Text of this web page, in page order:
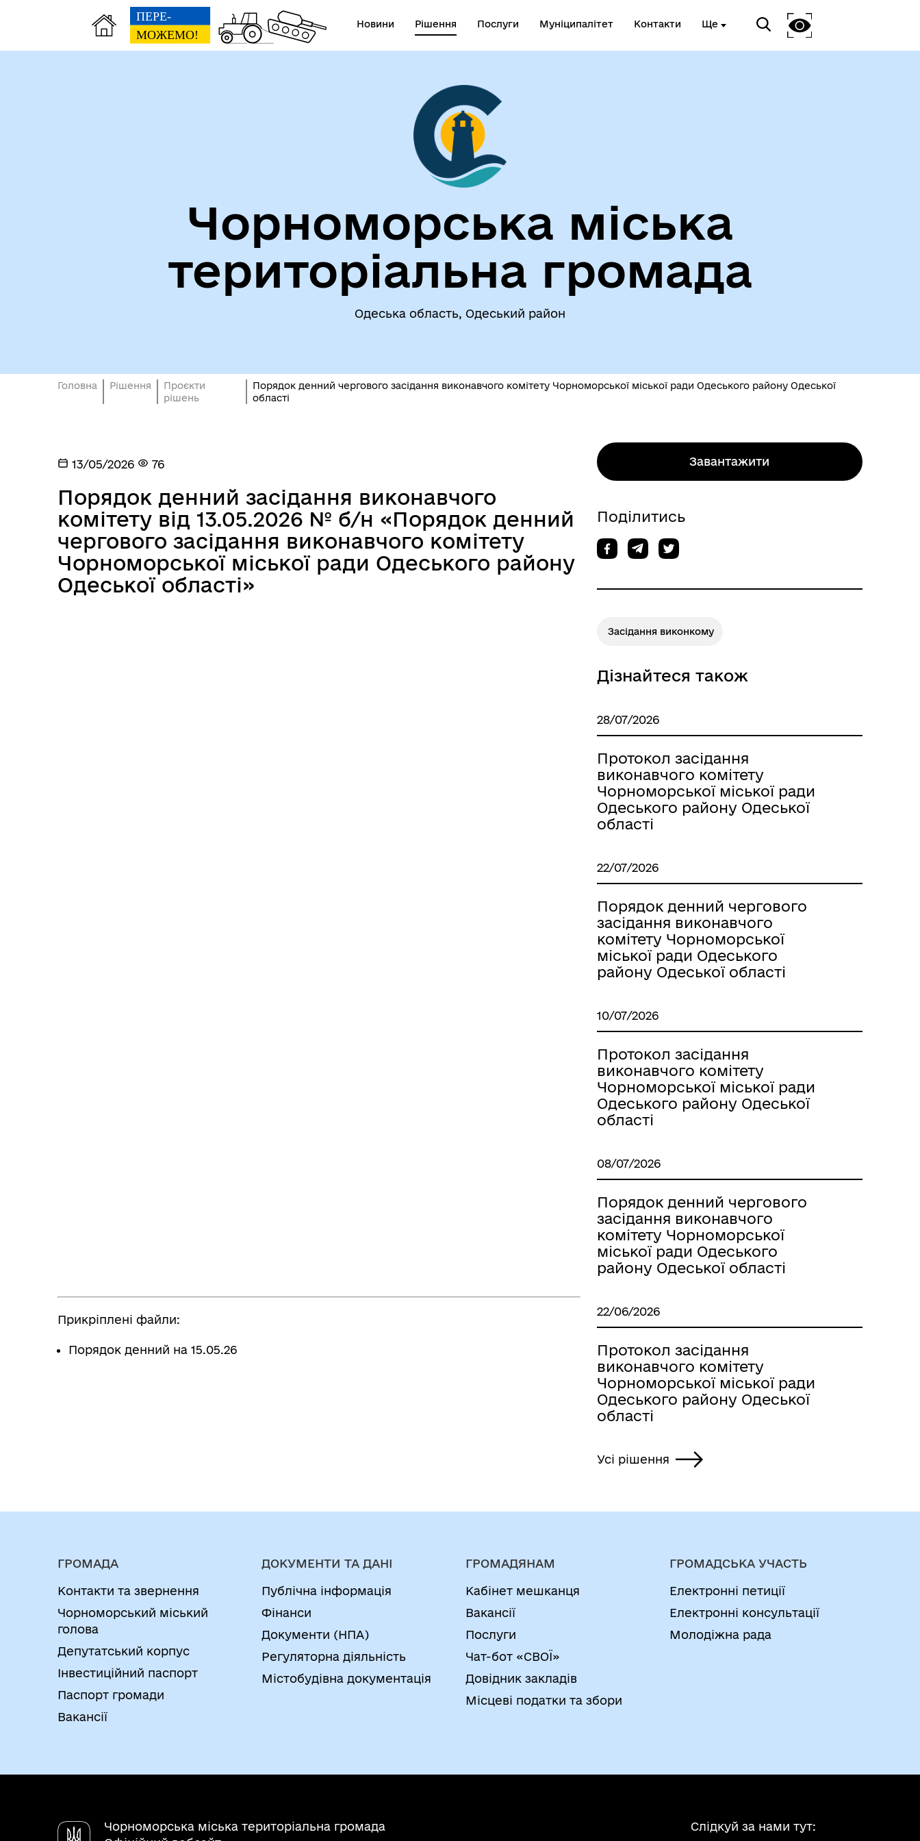
Новини Рішення Послуги Муніципалітет Контакти Ще
Колегіальні органи (ради,
Герої не вмирають!
ВЕТЕРАНАМ
переміщених осіб
Чорноморська міська
територіальна громада
Одеська область, Одеський район
Головна Рішення
Проєкти
рішень
Порядок денний чергового засідання виконавчого комітету Чорноморської міської ради Одеського району Одеської
області
13/05/2026 76
Порядок денний засідання виконавчого
комітету від 13.05.2026 № б/н «Порядок денний
чергового засідання виконавчого комітету
Чорноморської міської ради Одеського району
Одеської області»
Прикріплені файли:
Порядок денний на 15.05.26
Завантажити
Поділитись
Засідання виконкому
Дізнайтеся також
28/07/2026
Протокол засідання
виконавчого комітету
Чорноморської міської ради
Одеського району Одеської
області
22/07/2026
Порядок денний чергового
засідання виконавчого
комітету Чорноморської
міської ради Одеського
району Одеської області
10/07/2026
Протокол засідання
виконавчого комітету
Чорноморської міської ради
Одеського району Одеської
області
08/07/2026
Порядок денний чергового
засідання виконавчого
комітету Чорноморської
міської ради Одеського
району Одеської області
22/06/2026
Протокол засідання
виконавчого комітету
Чорноморської міської ради
Одеського району Одеської
області
Усі рішення
ГРОМАДА
Контакти та звернення
Чорноморський міський
голова
Депутатський корпус
Інвестиційний паспорт
Паспорт громади
Вакансії
ДОКУМЕНТИ ТА ДАНІ
Публічна інформація
Фінанси
Документи (НПА)
Регуляторна діяльність
Містобудівна документація
ГРОМАДЯНАМ
Кабінет мешканця
Вакансії
Послуги
Чат-бот «СВОЇ»
Довідник закладів
Місцеві податки та збори
ГРОМАДСЬКА УЧАСТЬ
Електронні петиції
Електронні консультації
Молодіжна рада
Чорноморська міська територіальна громада
Слідкуй за нами тут: